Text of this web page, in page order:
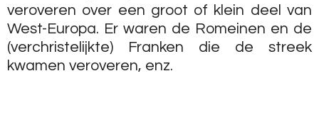
veroveren over een groot of klein deel van
West-Europa. Er waren de Romeinen en de
(verchristelijkte) Franken die de streek
kwamen veroveren, enz.